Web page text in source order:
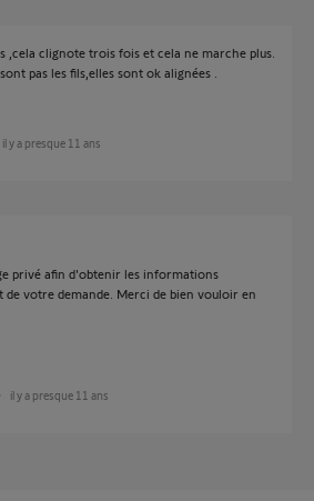
,cela clignote trois fois et cela ne marche plus.
pas les fils,elles sont ok alignées .
il y a presque 11 ans
privé afin d'obtenir les informations
de votre demande. Merci de bien vouloir en
il y a presque 11 ans